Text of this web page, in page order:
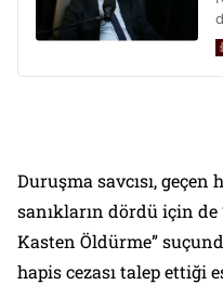
Duruşma savcısı,
sanıkların dördü için de
Kasten Öldürme”
hapis cezası talep ettiği